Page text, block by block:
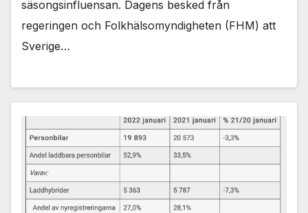
säsongsinfluensan. Dagens besked från
regeringen och Folkhälsomyndigheten (FHM) att
Sverige…